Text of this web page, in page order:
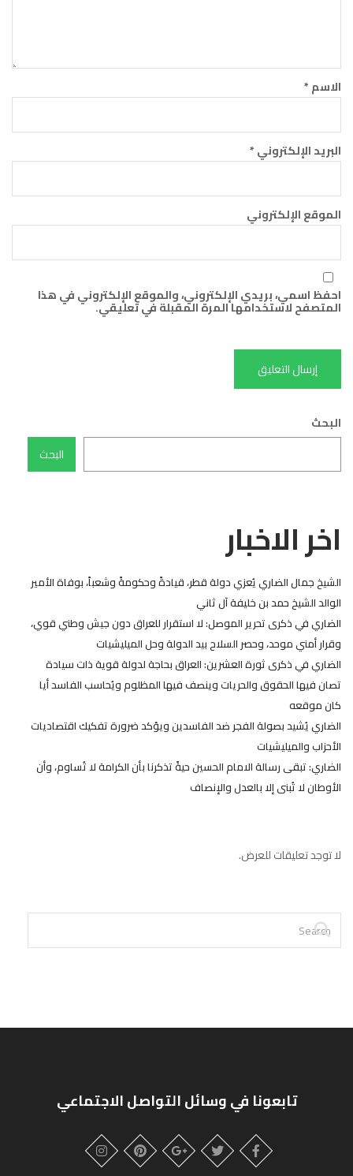
الاسم*
البريد الإلكتروني*
الموقع الإلكتروني
احفظ اسمي، بريدي الإلكتروني، والموقع الإلكتروني في هذا
المتصفح لاستخدامها المرة المقبلة في تعليقي.
البحث
البحث
اخر الاخبار
الشيخ جمال الضاري يُعزي دولة قطر، قيادةً وحكومةً وشعباً، بوفاة الأمير
الوالد الشيخ حمد بن خليفة آل ثاني
الضاري في ذكرى تحرير الموصل: لا استقرار للعراق دون جيش وطني قوي،
وقرار أمني موحد، وحصر السلاح بيد الدولة وحل الميليشيات
الضاري في ذكرى ثورة العشرين: العراق بحاجة لدولة قوية ذات سيادة
تصان فيها الحقوق والحريات وينصف فيها المظلوم ويُحاسب الفاسد أيا
كان موقعه
الضاري يُشيد بصولة الفجر ضد الفاسدين ويؤكد ضرورة تفكيك اقتصاديات
الأحزاب والميليشيات
الضاري: تبقى رسالة الامام الحسين حيةً تذكرنا بأن الكرامة لا تُساوم، وأن
الأوطان لا تُبنى إلا بالعدل والإنصاف
لا توجد تعليقات للعرض.
تابعونا في وسائل التواصل الاجتماعي